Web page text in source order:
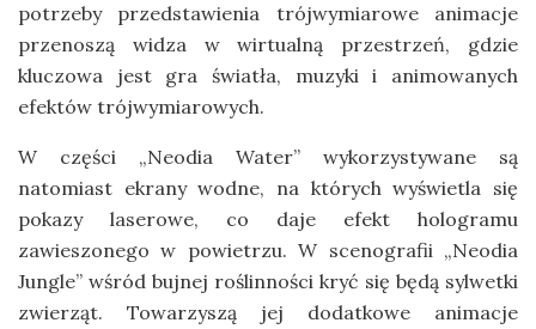
potrzeby przedstawienia trójwymiarowe animacje
przenoszą widza w wirtualną przestrzeń, gdzie
kluczowa jest gra światła, muzyki i animowanych
efektów trójwymiarowych.
W części „Neodia Water” wykorzystywane są
natomiast ekrany wodne, na których wyświetla się
pokazy laserowe, co daje efekt hologramu
zawieszonego w powietrzu. W scenografii „Neodia
Jungle” wśród bujnej roślinności kryć się będą sylwetki
zwierząt. Towarzyszą jej dodatkowe animacje